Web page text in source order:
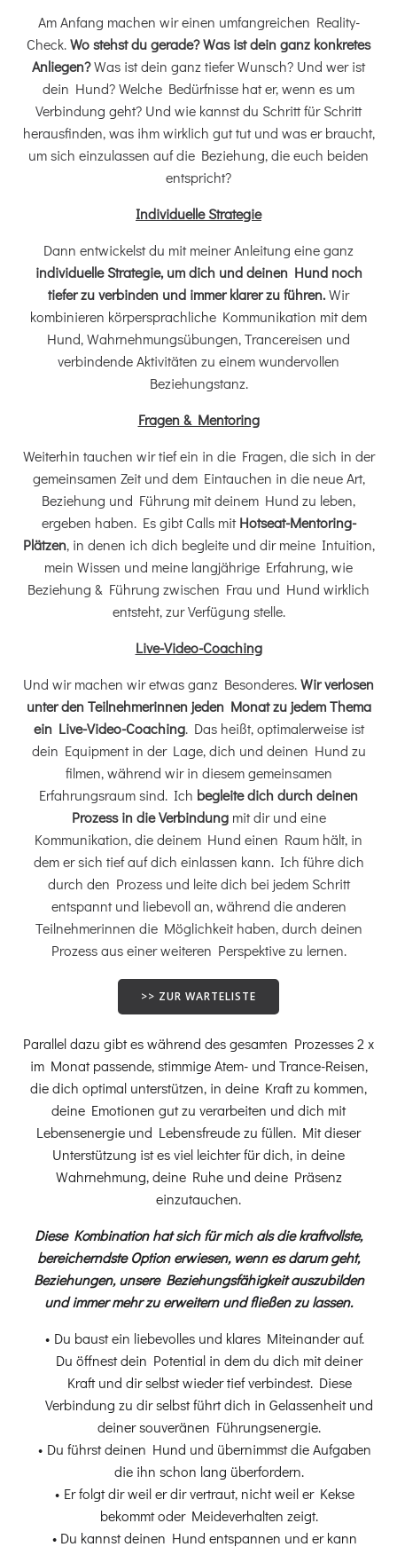
Am Anfang machen wir einen umfangreichen Reality-
Check.Wo stehst du gerade? Was ist dein ganz konkretes
Anliegen?Was ist dein ganz tiefer Wunsch? Und wer ist
dein Hund? Welche Bedürfnisse hat er, wenn es um
Verbindung geht? Und wie kannst du Schritt für Schritt
herausfinden, was ihm wirklich gut tut und was er braucht,
um sich einzulassen auf die Beziehung, die euch beiden
entspricht?
Individuelle Strategie
Dann entwickelst du mit meiner Anleitung eine ganz
individuelle Strategie, um dich und deinen Hund noch
tiefer zu verbinden und immer klarer zu führen.Wir
kombinieren körpersprachliche Kommunikation mit dem
Hund, Wahrnehmungsübungen, Trancereisen und
verbindende Aktivitäten zu einem wundervollen
Beziehungstanz.
Fragen & Mentoring
Weiterhin tauchen wir tief ein in die Fragen, die sich in der
gemeinsamen Zeit und dem Eintauchen in die neue Art,
Beziehung und Führung mit deinem Hund zu leben,
ergeben haben. Es gibt Calls mitHotseat-Mentoring-
Plätzen, in denen ich dich begleite und dir meine Intuition,
mein Wissen und meine langjährige Erfahrung, wie
Beziehung & Führung zwischen Frau und Hund wirklich
entsteht, zur Verfügung stelle.
Live-Video-Coaching
Und wir machen wir etwas ganz Besonderes.Wir verlosen
unter den Teilnehmerinnen jeden Monat zu jedem Thema
ein Live-Video-Coaching. Das heißt, optimalerweise ist
dein Equipment in der Lage, dich und deinen Hund zu
filmen, während wir in diesem gemeinsamen
Erfahrungsraum sind. Ich begleite dich durch deinen
Prozess in die Verbindungmit dir und eine
Kommunikation, die deinem Hund einen Raum hält, in
dem er sich tief auf dich einlassen kann. Ich führe dich
durch den Prozess und leite dich bei jedem Schritt
entspannt und liebevoll an, während die anderen
Teilnehmerinnen die Möglichkeit haben, durch deinen
Prozess aus einer weiteren Perspektive zu lernen.
>> ZUR WARTELISTE
Parallel dazu gibt es während des gesamten Prozesses 2 x
im Monat passende, stimmige Atem- und Trance-Reisen,
die dich optimal unterstützen, in deine Kraft zu kommen,
deine Emotionen gut zu verarbeiten und dich mit
Lebensenergie und Lebensfreude zu füllen. Mit dieser
Unterstützung ist es viel leichter für dich, in deine
Wahrnehmung, deine Ruhe und deine Präsenz
einzutauchen.
Diese Kombination hat sich für mich als die kraftvollste,
bereicherndste Option erwiesen, wenn es darum geht,
Beziehungen, unsere Beziehungsfähigkeit auszubilden
und immer mehr zu erweitern und fließen zu lassen.
Du baust ein liebevolles und klares Miteinander auf.
Du öffnest dein Potential in dem du dich mit deiner
Kraft und dir selbst wieder tief verbindest. Diese
Verbindung zu dir selbst führt dich in Gelassenheit und
deiner souveränen Führungsenergie.
Du führst deinen Hund und übernimmst die Aufgaben
die ihn schon lang überfordern.
Er folgt dir weil er dir vertraut, nicht weil er Kekse
bekommt oder Meideverhalten zeigt.
Du kannst deinen Hund entspannen und er kann